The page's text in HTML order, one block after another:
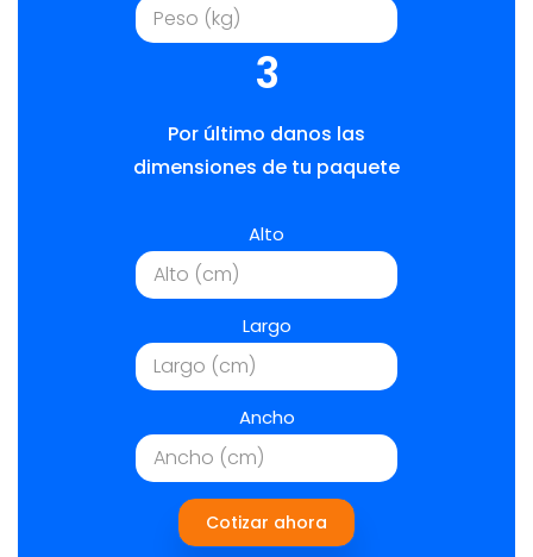
3
Por último danos las
dimensiones de tu paquete
Alto
Largo
Ancho
Cotizar ahora